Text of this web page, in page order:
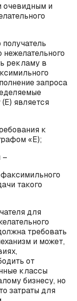
очевидным и
рекламу в
запроса
(E) является
к
«E);
–
такого
для
требовать
и может,
от
классы
бизнесу, но
затраты для